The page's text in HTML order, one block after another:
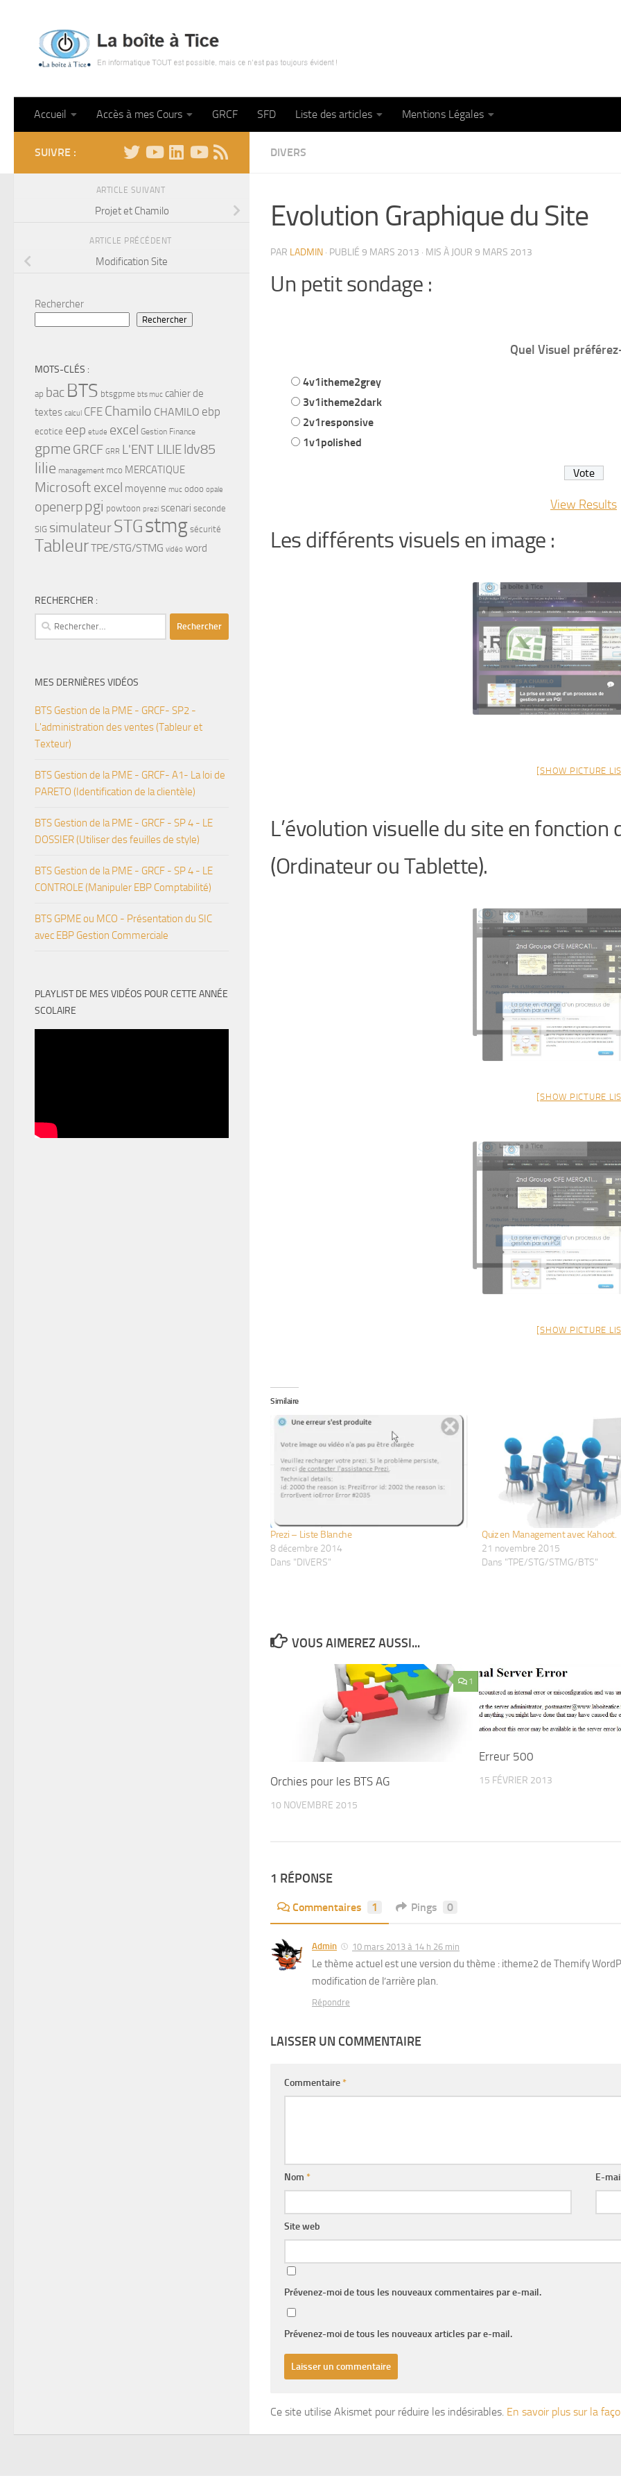
Accueil Accès à mes Cours GRCF SFD Liste des articles Mentions Légales
DIVERS
Evolution Graphique du Site
PAR LADMIN · PUBLIÉ 9 MARS 2013 · MIS À JOUR 9 MARS 2013
Un petit sondage :
Quel Visuel
4v1itheme2grey
3v1itheme2dark
2v1responsive
1v1polished
View Results
Les différents visuels en image :
[SHOW PICTURE
L’évolution visuelle du site en fonction
(Ordinateur ou Tablette).
[SHOW PICTURE
[SHOW PICTURE
Similaire
Prezi – Liste Blanche
8 décembre 2014
Dans "DIVERS"
Quiz en Management avec Kahoot.
21 novembre 2015
Dans "TPE/STG/STMG/BTS"
VOUS AIMEREZ AUSSI...
1
Orchies pour les BTS AG
10 NOVEMBRE 2015
Erreur 500
15 FÉVRIER 2013
1 RÉPONSE
Commentaires 1 Pings 0
Admin 10 mars 2013 à 14 h 26 min
Le thème actuel est une version du thème : itheme2 de Themify
modification de l’arrière plan.
Répondre
LAISSER UN COMMENTAIRE
Commentaire*
Nom * E-
Site web
Prévenez-moi de tous les nouveaux commentaires par e-mail.
Prévenez-moi de tous les nouveaux articles par e-mail.
Ce site utilise Akismet pour réduire les indésirables. En savoir plus sur la
SUIVRE :
ARTICLE SUIVANT
Projet et Chamilo
ARTICLE PRÉCÉDENT
Modification Site
Rechercher
Rechercher
MOTS-CLÉS :
ap bac BTS btsgpme bts muc cahier de
textes calcul CFE Chamilo CHAMILO ebp
ecotice eep etude excel Gestion Finance
gpme GRCF GRR L'ENT LILIEldv85
lilie management mco MERCATIQUE
Microsoft excel moyenne muc odoo opale
openerppgi powtoon prezi scenari seconde
SIG simulateurSTGstmg sécurité
TableurTPE/STG/STMG vidéo word
RECHERCHER :
Rechercher :
MES DERNIÈRES VIDÉOS
BTS Gestion de la PME - GRCF- SP2 -
L'administration des ventes (Tableur et
Texteur)
BTS Gestion de la PME - GRCF- A1- La loi de
PARETO (Identification de la clientèle)
BTS Gestion de la PME - GRCF - SP 4 - LE
DOSSIER (Utiliser des feuilles de style)
BTS Gestion de la PME - GRCF - SP 4 - LE
CONTROLE (Manipuler EBP Comptabilité)
BTS GPME ou MCO - Présentation du SIC
avec EBP Gestion Commerciale
PLAYLIST DE MES VIDÉOS POUR CETTE ANNÉE
SCOLAIRE